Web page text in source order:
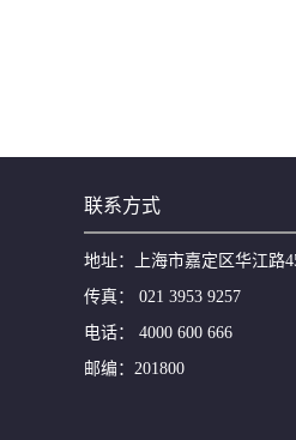
联系方式
地址：上海市嘉定区华江路
传真： 021 3953 9257
电话： 4000 600 666
邮编：201800